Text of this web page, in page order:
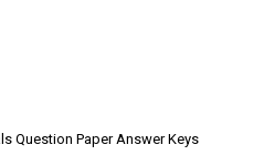
Question Paper Answer Keys